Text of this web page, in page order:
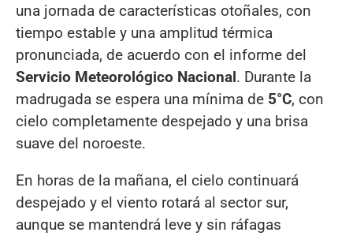
una jornada de características otoñales, con
tiempo estable y una amplitud térmica
pronunciada, de acuerdo con el informe del
Servicio Meteorológico Nacional. Durante la
madrugada se espera una mínima de 5°C, con
cielo completamente despejado y una brisa
suave del noroeste.
En horas de la mañana, el cielo continuará
despejado y el viento rotará al sector sur,
aunque se mantendrá leve y sin ráfagas